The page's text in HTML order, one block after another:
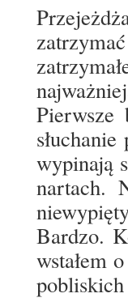
Pierwsze
wypinają
nartach.
Bardzo.
wstałem
pobliskich